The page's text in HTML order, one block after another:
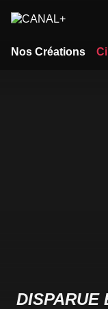
Nos Créations
DISPARUE